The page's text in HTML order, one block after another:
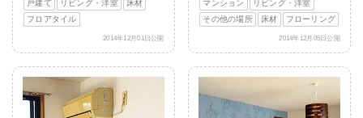
戸建て
リビング・洋室
床材
フロアタイル
2014年12月01日公開
マンション
リビング・洋室
その他の場所
床材 フローリング
2014年12月05日公開